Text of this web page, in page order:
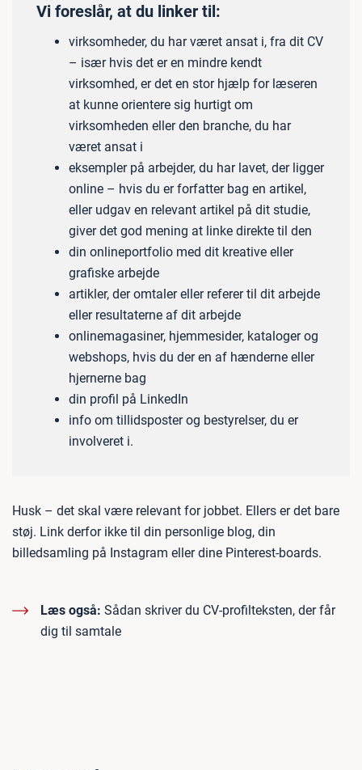
Vi foreslår, at du linker til:
virksomheder, du har været ansat i, fra dit CV
– især hvis det er en mindre kendt
virksomhed, er det en stor hjælp for læseren
at kunne orientere sig hurtigt om
virksomheden eller den branche, du har
været ansat i
eksempler på arbejder, du har lavet, der ligger
online – hvis du er forfatter bag en artikel,
eller udgav en relevant artikel på dit studie,
giver det god mening at linke direkte til den
din onlineportfolio med dit kreative eller
grafiske arbejde
artikler, der omtaler eller referer til dit arbejde
eller resultaterne af dit arbejde
onlinemagasiner, hjemmesider, kataloger og
webshops, hvis du der en af hænderne eller
hjernerne bag
din profil på LinkedIn
info om tillidsposter og bestyrelser, du er
involveret i.
Husk – det skal være relevant for jobbet. Ellers er det bare
støj. Link derfor ikke til din personlige blog, din
billedsamling på Instagram eller dine Pinterest-boards.
Læs også: Sådan skriver du CV-profilteksten, der får
dig til samtale